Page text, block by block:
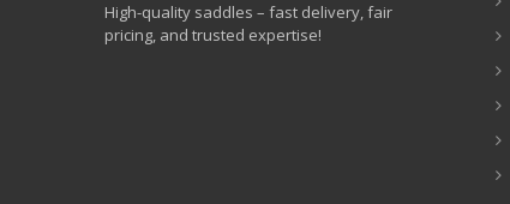
High-quality saddles – fast delivery, fair
pricing, and trusted expertise!